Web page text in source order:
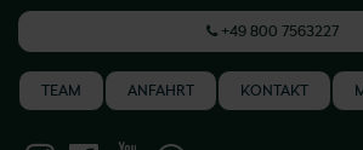
+49 800 7563227
TEAM ANFAHRT KONTAKT